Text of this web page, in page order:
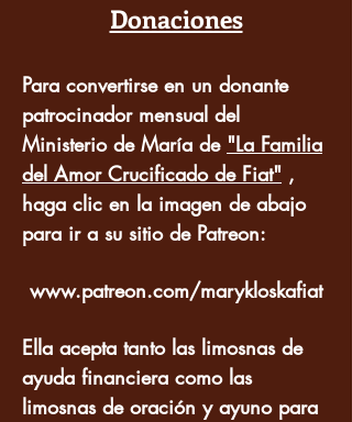
Donaciones
Para convertirse en un donante
patrocinador mensual del
Ministerio de María de "La Familia
del Amor Crucificado de Fiat" ,
haga clic en la imagen de abajo
para ir a su sitio de Patreon:
www.patreon.com/marykloskafiat
Ella acepta tanto las limosnas de
ayuda financiera como las
limosnas de oración y ayuno para